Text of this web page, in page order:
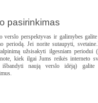
pasirinkimas
verslo perspektyvas ir galimybes
periodą. Jei norite sutaupyti,
užsisakyti ilgesniam periodui
kiek ilgai Jums reikės interneto
išbandyti naują verslo idėją) galite